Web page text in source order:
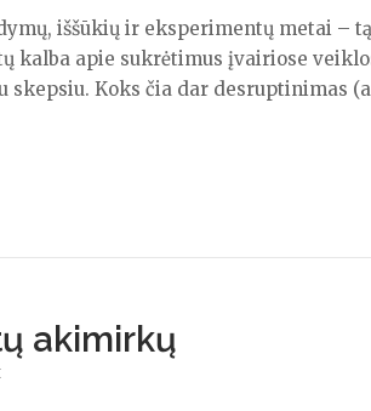
iššūkių ir eksperimentų metai –
kalba apie sukrėtimus įvairiose
skepsiu. Koks čia dar desruptinimas
akimirkų